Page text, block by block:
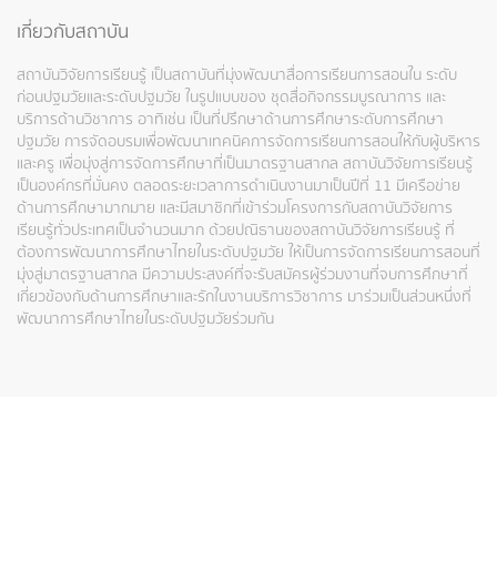
เกี่ยวกับสถาบัน
สถาบันวิจัยการเรียนรู้ เป็นสถาบันที่มุ่งพัฒนาสื่อการเรียนการสอนใน ระดับ
ก่อนปฐมวัยและระดับปฐมวัย ในรูปแบบของ ชุดสื่อกิจกรรมบูรณาการ และ
บริการด้านวิชาการ อาทิเช่น เป็นที่ปรึกษาด้านการศึกษาระดับการศึกษา
ปฐมวัย การจัดอบรมเพื่อพัฒนาเทคนิคการจัดการเรียนการสอนให้กับผู้บริหาร
และครู เพื่อมุ่งสู่การจัดการศึกษาที่เป็นมาตรฐานสากล สถาบันวิจัยการเรียนรู้
เป็นองค์กรที่มั่นคง ตลอดระยะเวลาการดำเนินงานมาเป็นปีที่ 11 มีเครือข่าย
ด้านการศึกษามากมาย และมีสมาชิกที่เข้าร่วมโครงการกับสถาบันวิจัยการ
เรียนรู้ทั่วประเทศเป็นจำนวนมาก ด้วยปณิธานของสถาบันวิจัยการเรียนรู้ ที่
ต้องการพัฒนาการศึกษาไทยในระดับปฐมวัย ให้เป็นการจัดการเรียนการสอนที่
มุ่งสู่มาตรฐานสากล มีความประสงค์ที่จะรับสมัครผู้ร่วมงานที่จบการศึกษาที่
เกี่ยวข้องกับด้านการศึกษาและรักในงานบริการวิชาการ มาร่วมเป็นส่วนหนึ่งที่
พัฒนาการศึกษาไทยในระดับปฐมวัยร่วมกัน